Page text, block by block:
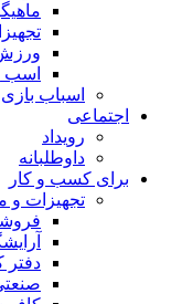
اسب
اسباب‌ بازی
اجتماعی
رویداد
داوطلبانه
برای کسب و کار
تجهیزات و
دفتر